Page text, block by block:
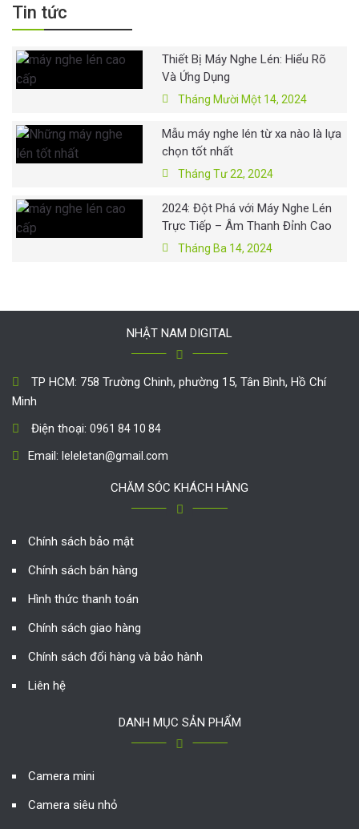
Tin tức
Thiết Bị Máy Nghe Lén: Hiểu Rõ
Và Ứng Dụng
Tháng Mười Một 14, 2024
Mẫu máy nghe lén từ xa nào là lựa
chọn tốt nhất
Tháng Tư 22, 2024
2024: Đột Phá với Máy Nghe Lén
Trực Tiếp – Âm Thanh Đỉnh Cao
Tháng Ba 14, 2024
NHẬT NAM DIGITAL
TP HCM: 758 Trường Chinh, phường 15, Tân Bình, Hồ Chí
Minh
Điện thoại: 0961 84 10 84
Email: leleletan@gmail.com
CHĂM SÓC KHÁCH HÀNG
Chính sách bảo mật
Chính sách bán hàng
Hình thức thanh toán
Chính sách giao hàng
Chính sách đổi hàng và bảo hành
Liên hệ
DANH MỤC SẢN PHẨM
Camera mini
Camera siêu nhỏ